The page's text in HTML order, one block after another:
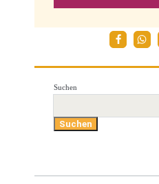
Suchen
Suchen